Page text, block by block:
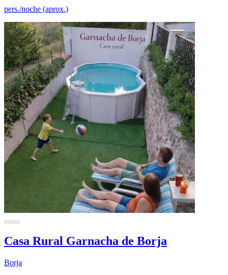
pers./noche (aprox.)
Casa Rural Garnacha de Borja
Borja